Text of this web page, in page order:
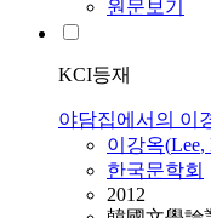
원문보기
KCI등재
야담집에서의 이
이강옥(Lee,
한국문학회
2012